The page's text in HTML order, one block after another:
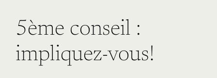
5ème conseil :
impliquez-vous!